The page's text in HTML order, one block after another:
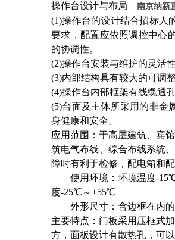
操作台设计与布局 南京纳新
(1)操作台的设计结合招标人
要求，配置应依照调控中心
的协调性。
(2)操作台安装与维护的灵活
(3)内部结构具有较大的可调
(4)操作台内部框架有线缆通
(5)台面及主体所采用的非金
身健康和安全。
应用范围：于高层建筑、宾
筑电气布线、综合布线系统
障时有利于检修，配电箱和
使用环境：环境温度-15℃
度-25℃～+55℃
外形尺寸：含边框在内的
主要特点：门板采用压框式
方，面板设计有散热孔，可